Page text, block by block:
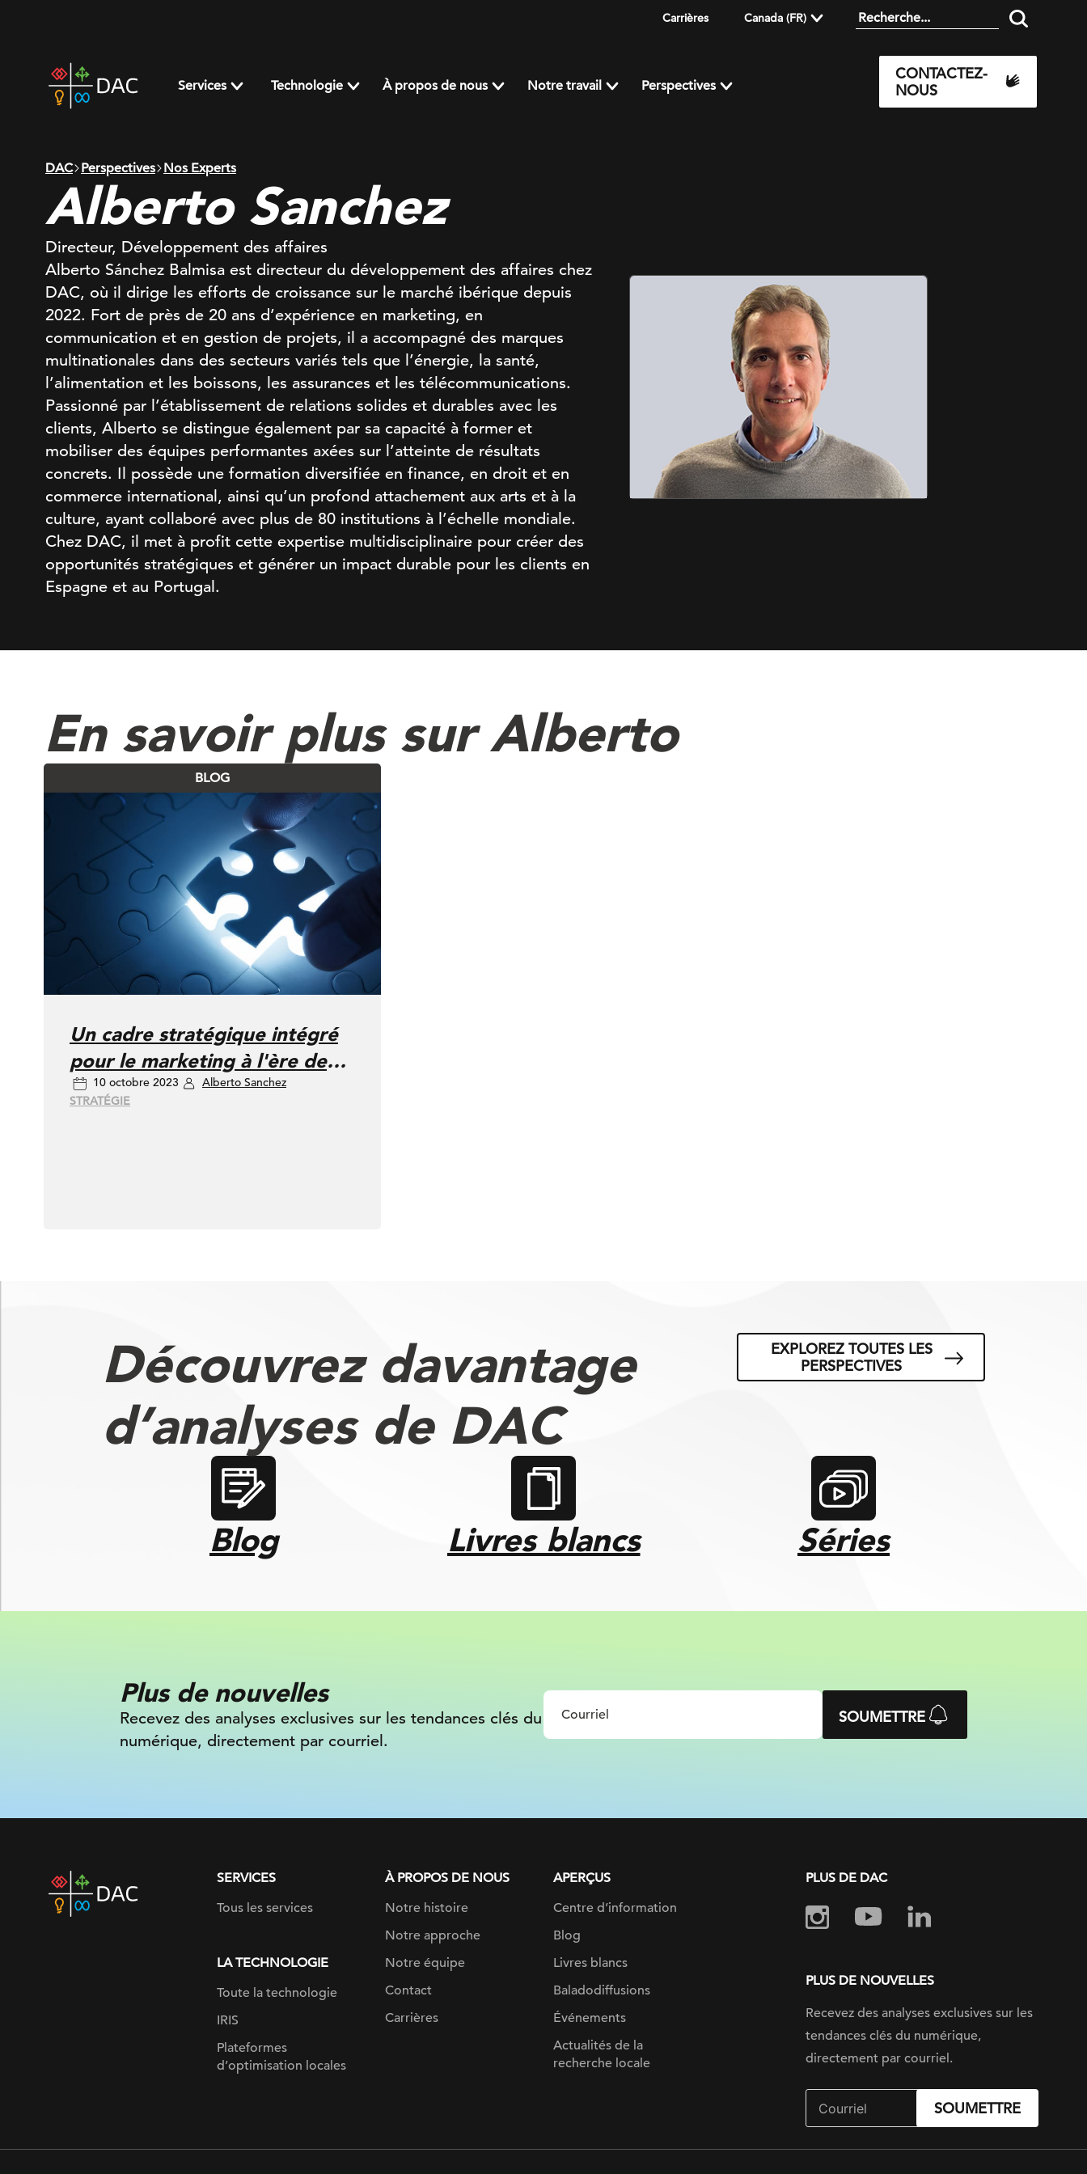
Carrières Canada (FR)
home
page
Services Technologie À propos de nous Notre travail Perspectives
CONTACTEZ-
NOUS
DAC Perspectives Nos Experts
Alberto Sanchez
Directeur, Développement des affaires
Alberto Sánchez Balmisa est directeur du développement des affaires chez
DAC, où il dirige les efforts de croissance sur le marché ibérique depuis
2022. Fort de près de 20 ans d’expérience en marketing, en
communication et en gestion de projets, il a accompagné des marques
multinationales dans des secteurs variés tels que l’énergie, la santé,
l’alimentation et les boissons, les assurances et les télécommunications.
Passionné par l’établissement de relations solides et durables avec les
clients, Alberto se distingue également par sa capacité à former et
mobiliser des équipes performantes axées sur l’atteinte de résultats
concrets. Il possède une formation diversifiée en finance, en droit et en
commerce international, ainsi qu’un profond attachement aux arts et à la
culture, ayant collaboré avec plus de 80 institutions à l’échelle mondiale.
Chez DAC, il met à profit cette expertise multidisciplinaire pour créer des
opportunités stratégiques et générer un impact durable pour les clients en
Espagne et au Portugal.
En savoir plus sur Alberto
BLOG
Un cadre stratégique intégré
pour le marketing à l'ère de
l'IA10 octobre 2023
Alberto Sanchez
STRATÉGIE
Découvrez davantage
d’analyses de DAC
EXPLOREZ TOUTES LES
PERSPECTIVES
Blog Livres blancs Séries
Plus de nouvelles
Recevez des analyses exclusives sur les tendances clés du
numérique, directement par courriel.
SOUMETTRE
DAC
home
SERVICES
Tous les services
LA TECHNOLOGIE
Toute la technologie
IRIS
Plateformes
d’optimisation locales
À PROPOS DE NOUS
Notre histoire
Notre approche
Notre équipe
Contact
Carrières
APERÇUS
Centre d’information
Blog
Livres blancs
Baladodiffusions
Événements
Actualités de la
recherche locale
PLUS DE DAC
PLUS DE NOUVELLES
Recevez des analyses exclusives sur les
tendances clés du numérique,
directement par courriel.
SOUMETTRE